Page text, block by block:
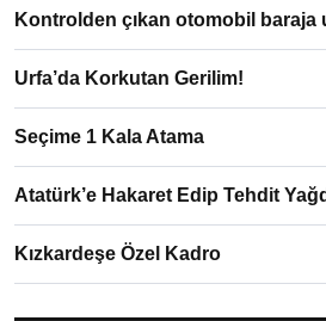
Kontrolden çıkan otomobil baraja
Urfa’da Korkutan Gerilim!
Seçime 1 Kala Atama
Atatürk’e Hakaret Edip Tehdit
Kızkardeşe Özel Kadro